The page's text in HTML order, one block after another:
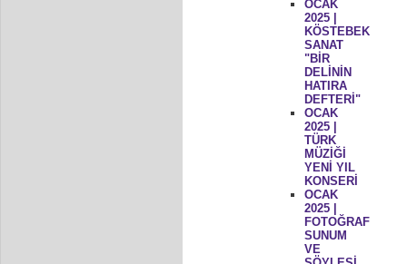
OCAK
2025 |
KÖSTEBEK
SANAT
"BİR
DELİNİN
HATIRA
DEFTERİ"
OCAK
2025 |
TÜRK
MÜZİĞİ
YENİ YIL
KONSERİ
OCAK
2025 |
FOTOĞRAF
SUNUM
VE